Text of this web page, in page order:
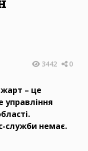
3442 0
жарт – це
управління
служби немає.